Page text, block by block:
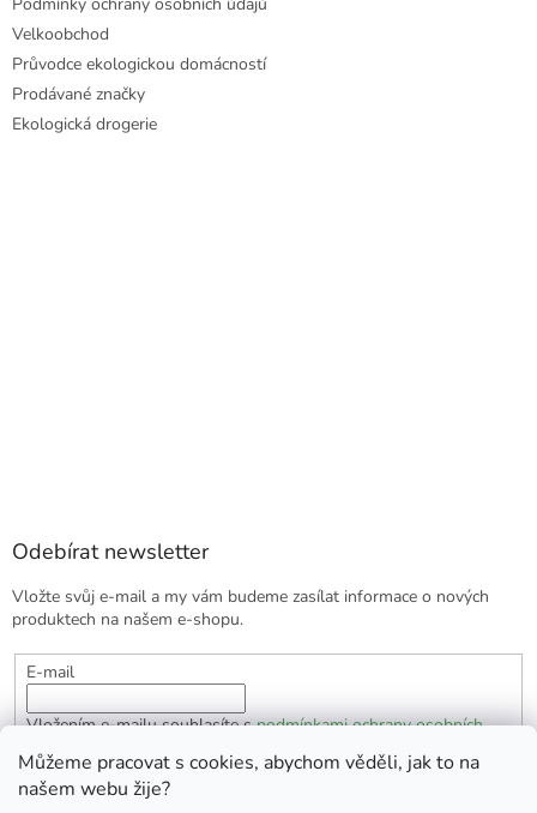
Můžeme pracovat s cookies, abychom věděli, jak to na
našem webu žije?
Velkoobchod
Průvodce ekologickou domácností
Prodávané značky
Ekologická drogerie
Odebírat newsletter
Vložte svůj e-mail a my vám budeme zasílat informace o nových
produktech na našem e-shopu.
E-mail
Vložením e-mailu souhlasíte spodmínkami ochrany osobních
PŘIHLÁSIT SE